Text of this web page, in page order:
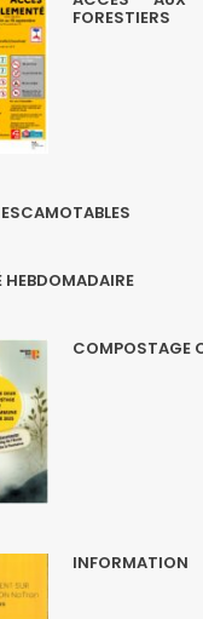
FORESTIERS
HEBDOMADAIRE
COMPOSTAGE
INFORMATION